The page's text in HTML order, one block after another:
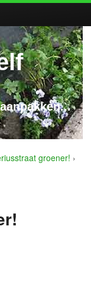
groener! ›